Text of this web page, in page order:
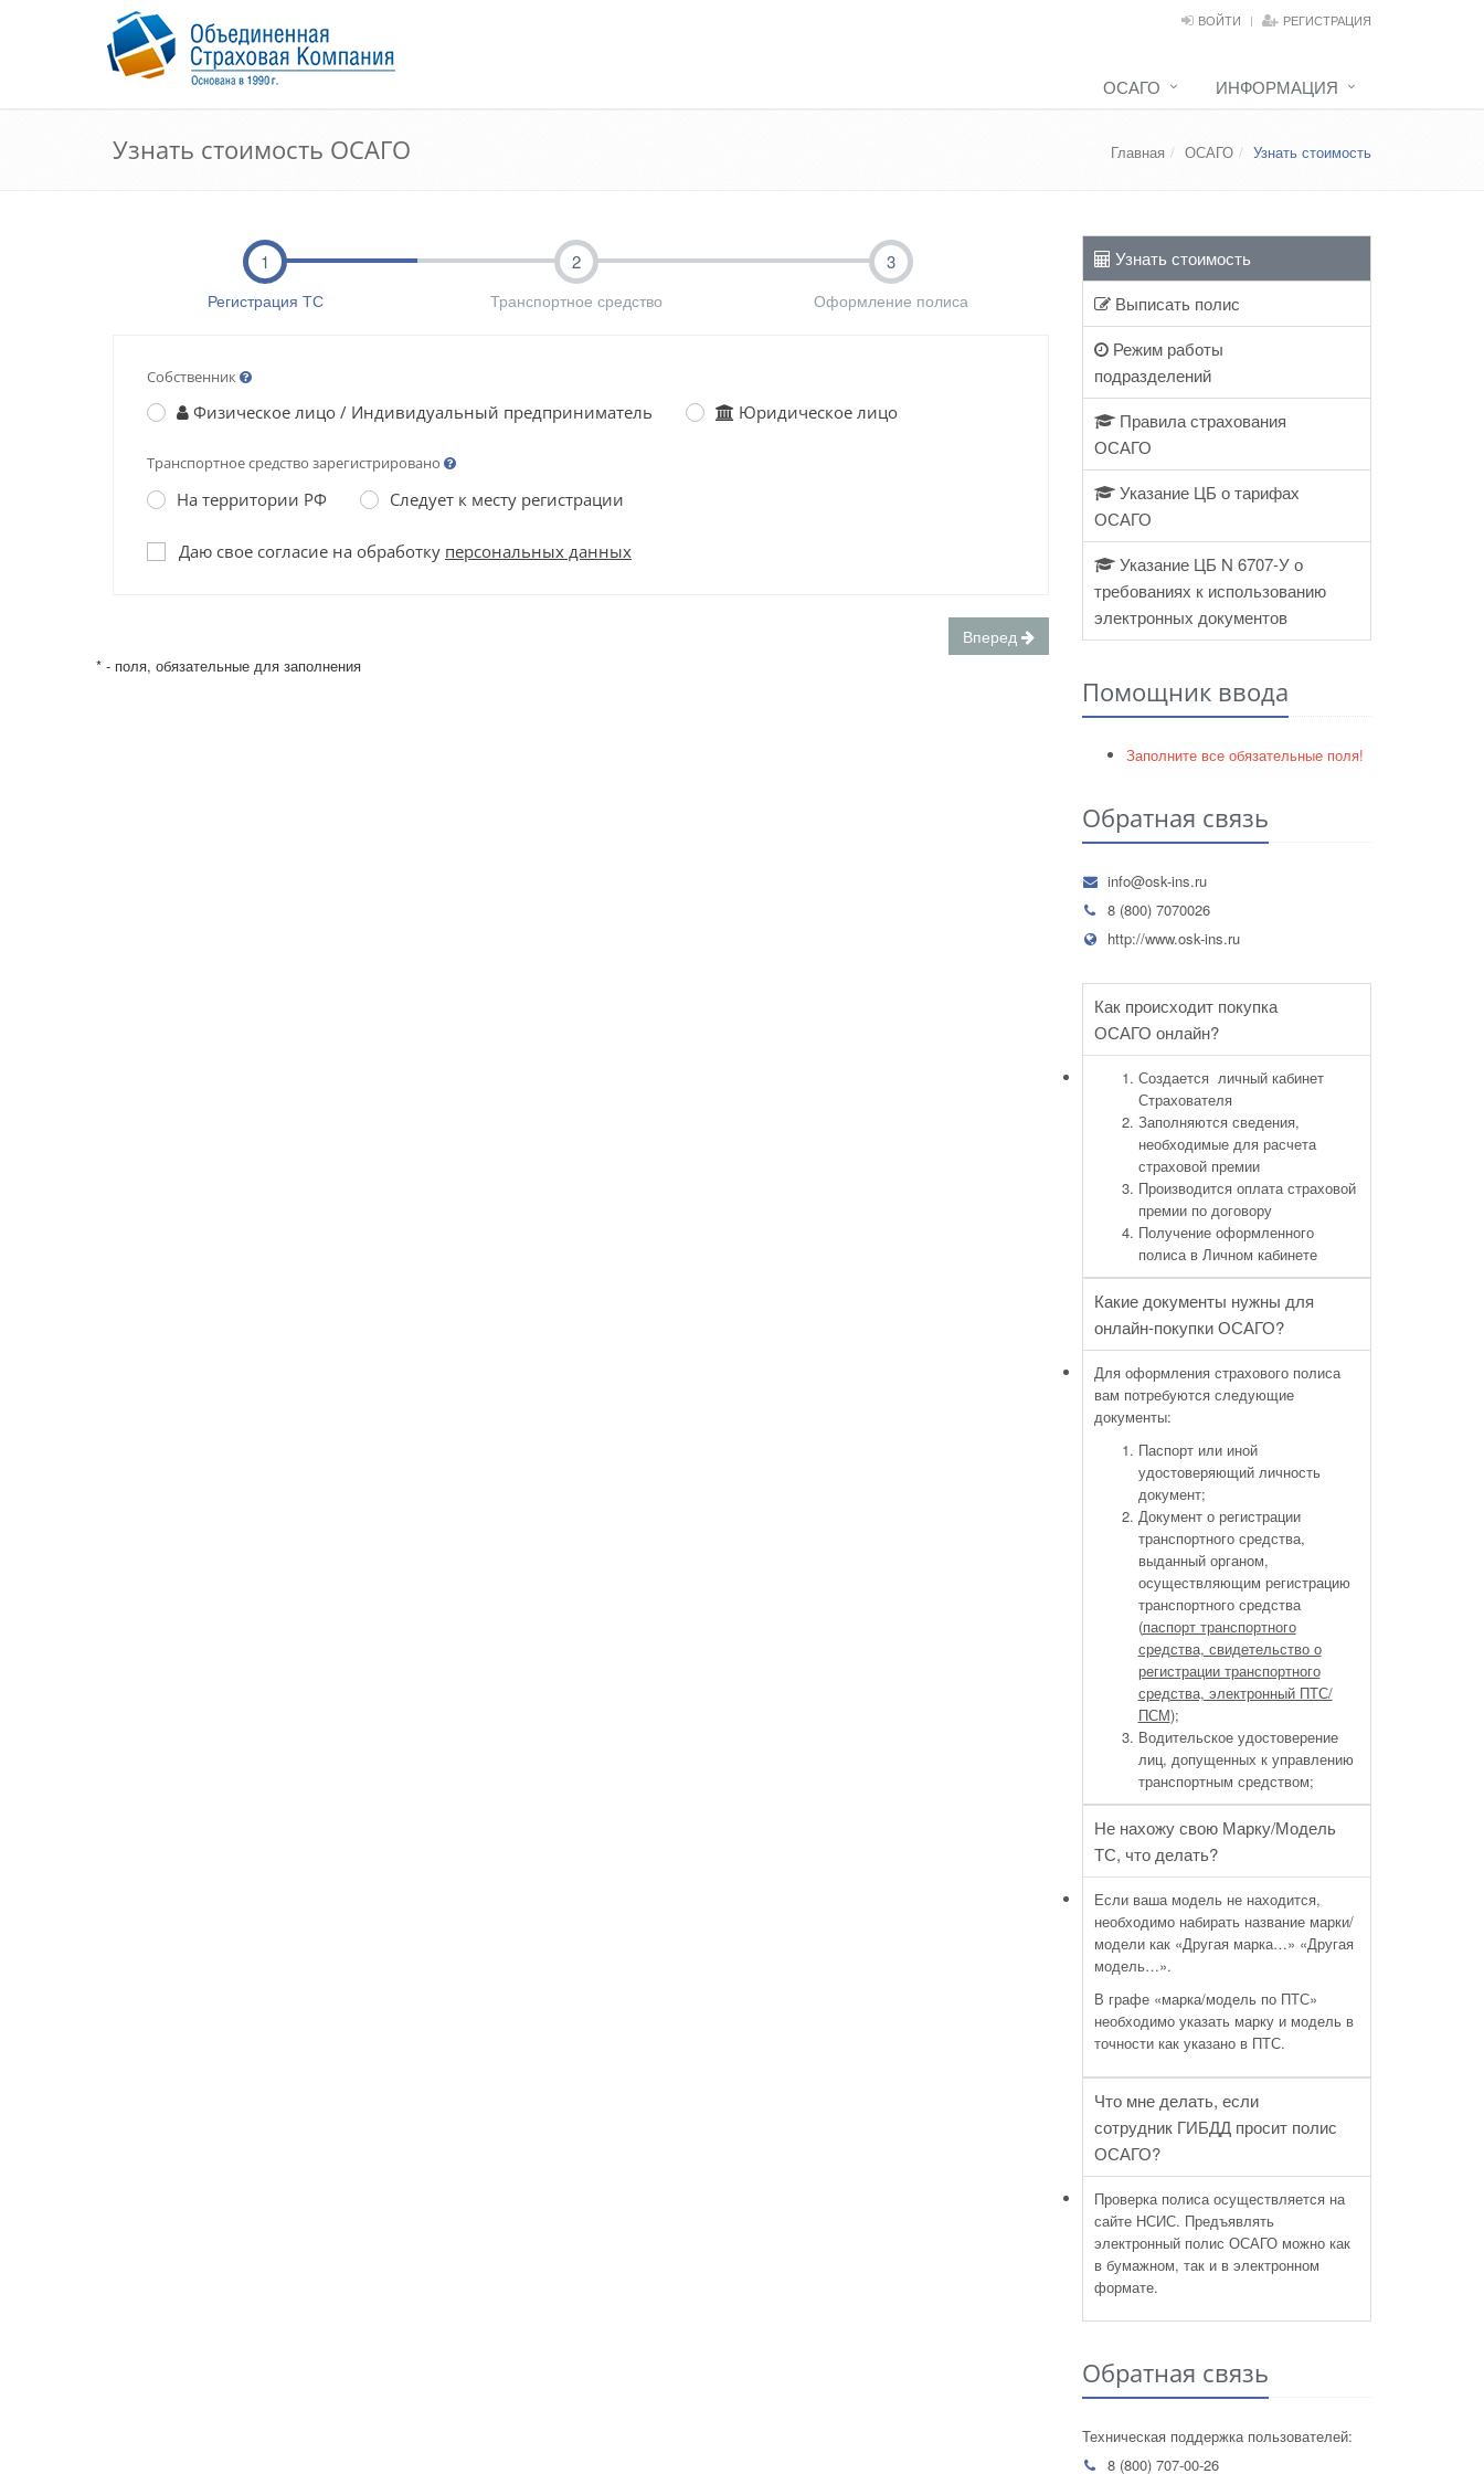
ВОЙТИ РЕГИСТРАЦИЯ
ОСАГО ИНФОРМАЦИЯ
Узнать стоимость ОСАГО Главная ОСАГО Узнать стоимость
1
Регистрация ТС
2
Транспортное средство
3
Оформление полиса
Собственник
Физическое лицо / Индивидуальный предприниматель Юридическое лицо
Транспортное средство зарегистрировано
На территории РФ Следует к месту регистрации
Даю свое согласие на обработку персональных данных
Вперед
* - поля, обязательные для заполнения
Узнать стоимость
Выписать полис
Режим работы
подразделений
Правила страхования
ОСАГО
Указание ЦБ о тарифах
ОСАГО
Указание ЦБ N 6707-У о
требованиях к использованию
электронных документов
Помощник ввода
Заполните все обязательные поля!
Обратная связь
info@osk-ins.ru
8 (800) 7070026
http://www.osk-ins.ru
Как происходит покупка
ОСАГО онлайн?
Создается личный кабинет
Страхователя
Заполняются сведения,
необходимые для расчета
страховой премии
Производится оплата страховой
премии по договору
Получение оформленного
полиса в Личном кабинете
Какие документы нужны для
онлайн-покупки ОСАГО?
Для оформления страхового полиса
вам потребуются следующие
документы:
Паспорт или иной
удостоверяющий личность
документ;
Документ о регистрации
транспортного средства,
выданный органом,
осуществляющим регистрацию
транспортного средства
(паспорт транспортного
средства, свидетельство о
регистрации транспортного
средства, электронный ПТС/
ПСМ);
Водительское удостоверение
лиц, допущенных к управлению
транспортным средством;
Не нахожу свою Марку/Модель
ТС, что делать?
Если ваша модель не находится,
необходимо набирать название марки/
модели как «Другая марка…» «Другая
модель…».
В графе «марка/модель по ПТС»
необходимо указать марку и модель в
точности как указано в ПТС.
Что мне делать, если
сотрудник ГИБДД просит полис
ОСАГО?
Проверка полиса осуществляется на
сайте НСИС. Предъявлять
электронный полис ОСАГО можно как
в бумажном, так и в электронном
формате.
Обратная связь
Техническая поддержка пользователей:
8 (800) 707-00-26